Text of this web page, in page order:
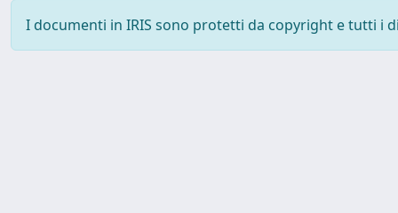
I documenti in IRIS sono protetti da copyright e tutti i